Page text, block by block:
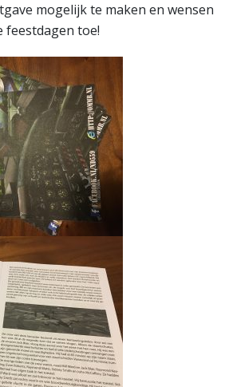
mogelijk te maken en wensen
feestdagen toe!